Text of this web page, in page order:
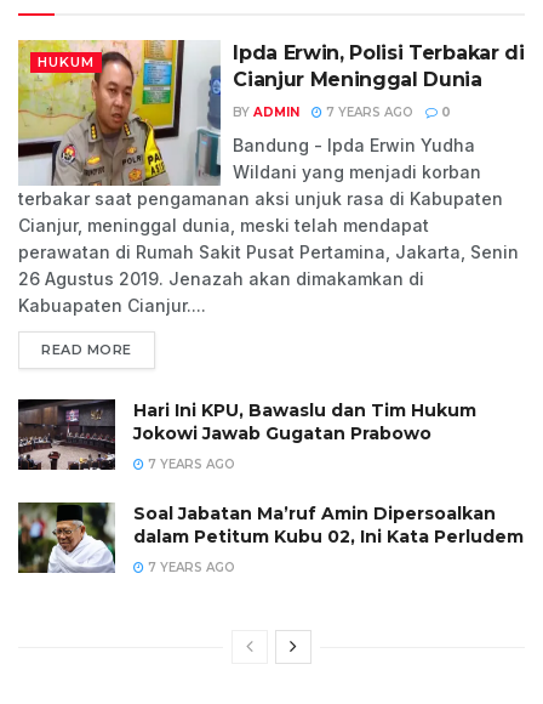
HUKUM
Ipda Erwin, Polisi Terbakar di
Cianjur Meninggal Dunia
BY ADMIN 7 YEARS AGO 0
Bandung - Ipda Erwin Yudha
Wildani yang menjadi korban
terbakar saat pengamanan aksi unjuk rasa di Kabupaten
Cianjur, meninggal dunia, meski telah mendapat
perawatan di Rumah Sakit Pusat Pertamina, Jakarta, Senin
26 Agustus 2019. Jenazah akan dimakamkan di
Kabuapaten Cianjur....
READ MORE
Hari Ini KPU, Bawaslu dan Tim Hukum
Jokowi Jawab Gugatan Prabowo
7 YEARS AGO
Soal Jabatan Ma’ruf Amin Dipersoalkan
dalam Petitum Kubu 02, Ini Kata Perludem
7 YEARS AGO